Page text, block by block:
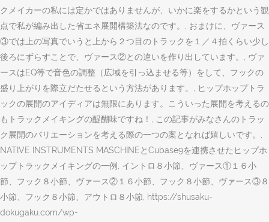
クメイカーの私には定かではありませんが、いかに楽をするかという観
点で私が編み出した省エネ展開構築法なのです。, おまけに、ヴァース
③では上の写真でいうと上から２つ目のトラックを１／４拍くらい少し
後ろにずらすことで、ヴァース②との違いを作り出しています。, ヴァ
ースはEQ等で音色の調整（広域を引っ込ませる等）をして、フックの
盛り上がりを際立だたせるという方法があります。, ヒップホップトラ
ックの展開のアイディアは無限にあります。こういった展開を考えるの
もトラックメイキングの醍醐味ですね！, この記事がみなさんのトラッ
ク展開のバリエーションを考える際の一つの案となれば嬉しいです。,
NATIVE INSTRUMENTS MASCHINEとCubase9を連携させたヒップホ
ップトラックメイキングの一例, イントロ８小節、ヴァース①１６小
節、フック８小節、ヴァース②１６小節、フック８小節、ヴァース③８
小節、フック８小節、アウトロ８小節, https://shusaku-
dokugaku.com/wp-